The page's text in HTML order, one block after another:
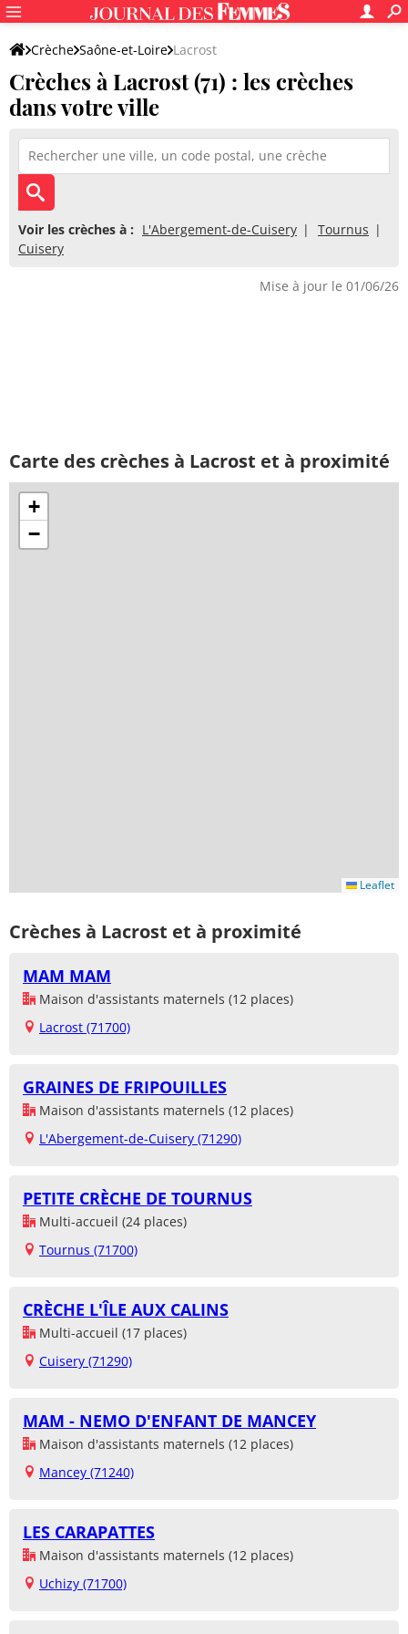
Crèche Saône-et-Loire Lacrost
Crèches à Lacrost (71) : les crèches
dans votre ville
Voir les crèches à : L'Abergement-de-Cuisery
Tournus
Cuisery
Mise à jour le 01/06/26
Carte des crèches à Lacrost et à proximité
+
−
Leaflet
Crèches à Lacrost et à proximité
MAM MAM
Maison d'assistants maternels (12 places)
Lacrost (71700)
GRAINES DE FRIPOUILLES
Maison d'assistants maternels (12 places)
L'Abergement-de-Cuisery (71290)
PETITE CRÈCHE DE TOURNUS
Multi-accueil (24 places)
Tournus (71700)
CRÈCHE L'ÎLE AUX CALINS
Multi-accueil (17 places)
Cuisery (71290)
MAM - NEMO D'ENFANT DE MANCEY
Maison d'assistants maternels (12 places)
Mancey (71240)
LES CARAPATTES
Maison d'assistants maternels (12 places)
Uchizy (71700)